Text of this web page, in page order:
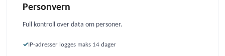
Personvern
Full kontroll over data om personer.
IP-adresser logges maks 14 dager